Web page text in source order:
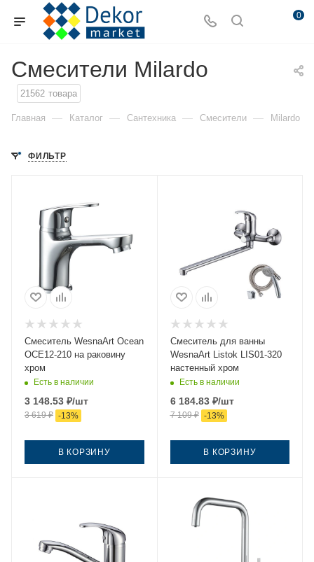
0
Смесители Milardo
21562 товара
Главная — Каталог — Сантехника — Смесители — Milardo
ФИЛЬТР
Смеситель WesnaArt Ocean
OCE12-210 на раковину
хром
Есть в наличии
3 148.53 ₽/шт
3 619₽ -13%
В КОРЗИНУ
Смеситель для ванны
WesnaArt Listok LIS01-320
настенный хром
Есть в наличии
6 184.83₽/шт
7 109₽ -13%
В КОРЗИНУ